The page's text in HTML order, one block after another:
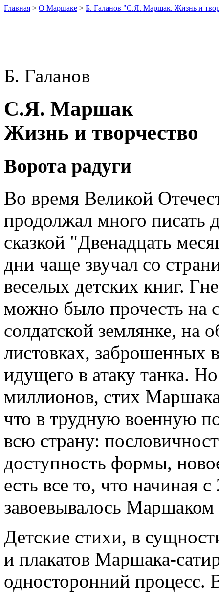
Главная > О Маршаке > Б. Галанов "С.Я. Маршак. Жизнь и
Б. Галанов
С.Я. Маршак
Жизнь и творчество
Ворота радуги
Во время Великой
продолжал много писать
сказкой "Двенадцать
дни чаще звучал со
веселых детских книг.
можно было прочесть на
солдатской землянке, на
листовках, заброшенных
идущего в атаку танка.
миллионов, стих
что в трудную военную
всю страну:
доступность формы,
есть все то, что начиная
завоевывалось
Детские стихи, в
и плакатов Маршака-
односторонний